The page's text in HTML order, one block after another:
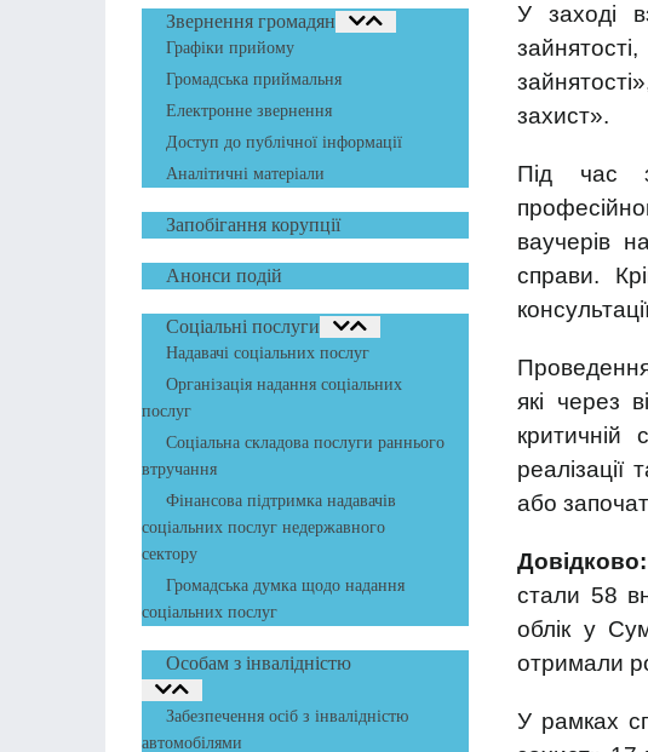
Звернення громадян
Графіки прийому
Громадська приймальня
Електронне звернення
Доступ до публічної інформації
Аналітичні матеріали
Запобігання корупції
Анонси подій
Соціальні послуги
Надавачі соціальних послуг
Організація надання соціальних
послуг
Соціальна складова послуги раннього
втручання
Фінансова підтримка надавачів
соціальних послуг недержавного
сектору
Громадська думка щодо надання
соціальних послуг
Особам з інвалідністю
Забезпечення осіб з інвалідністю
автомобілями
У заході
захист».
Під час
ваучерів
справи.
які через
критичній
або
Довідково:
стали 58
облік у
отримали
У рамках